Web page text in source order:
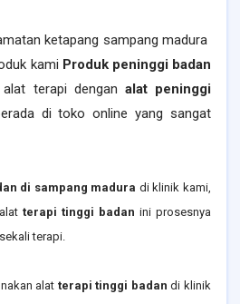
ketapang sampang madura
kami Produk peninggi badan
terapi dengan alat peninggi
di toko online yang sangat
di sampang madura di klinik kami,
terapi tinggi badan ini prosesnya
terapi.
alat terapi tinggi badan di klinik